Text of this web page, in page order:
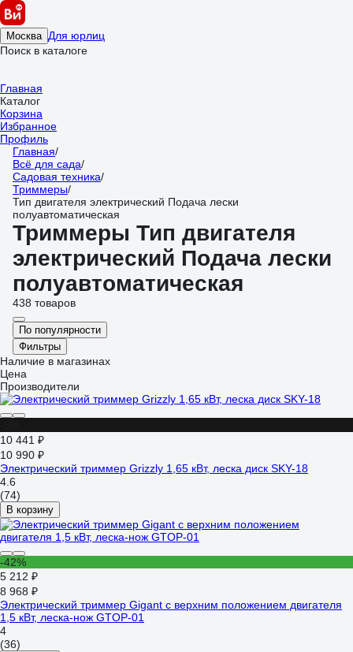
Москва Для юрлиц
Поиск в каталоге
Главная
Каталог
Корзина
Избранное
Профиль
Главная/
Всё для сада/
Садовая техника/
Триммеры/
Тип двигателя электрический Подача лески
полуавтоматическая
Триммеры Тип двигателя
электрический Подача лески
полуавтоматическая
438 товаров
По популярности
Фильтры
Наличие в магазинах
Цена
Производители
10 441 ₽
10 990 ₽
Электрический триммер Grizzly 1,65 кВт, леска диск SKY-18
4.6
(74)
В корзину
-42%
5 212 ₽
8 968 ₽
Электрический триммер Gigant с верхним положением двигателя
1,5 кВт, леска-нож GTOP-01
4
(36)